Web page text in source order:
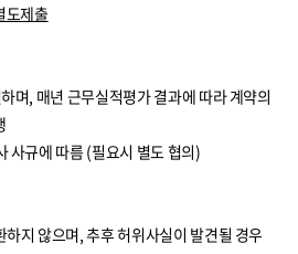
도제출
며, 매년 근무실적평가 결과에 따라 계약의
사규에 따름 (필요시 별도 협의)
하지 않으며, 추후 허위사실이 발견될 경우